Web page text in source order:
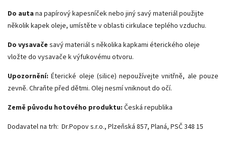
Do auta na papírový kapesníček nebo jiný savý materiál použijte
několik kapek oleje, umístěte v oblasti cirkulace teplého vzduchu.
Do vysavače savý materiál s několika kapkami éterického oleje
vložte do vysavače k výfukovému otvoru.
Upozornění: Éterické oleje (silice) nepoužívejte vnitřně, ale pouze
zevně. Chraňte před dětmi. Olej nesmí vniknout do očí.
Země původu hotového produktu: Česká republika
Dodavatel na trh: Dr.Popov s.r.o., Plzeňská 857, Planá, PSČ 348 15